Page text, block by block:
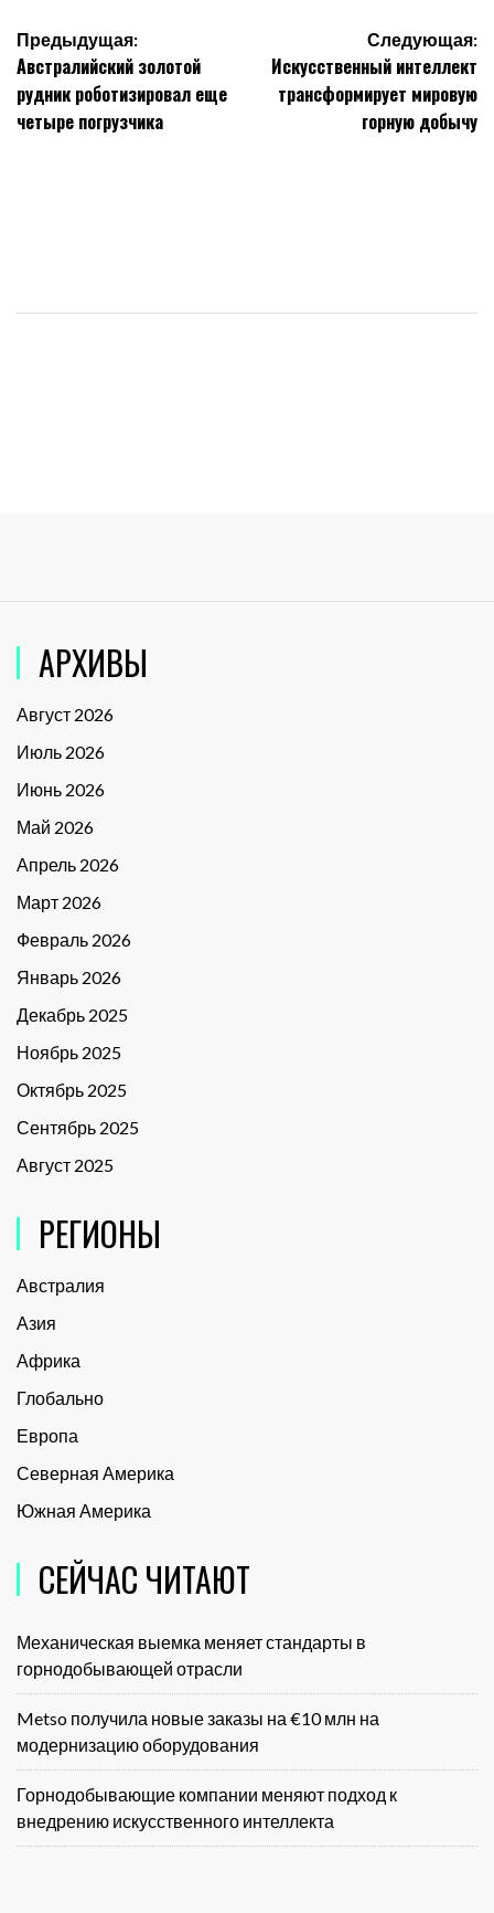
Навигация
по
записям
Предыдущая:
Австралийский золотой
рудник роботизировал еще
четыре погрузчика
Следующая:
Искусственный интеллект
трансформирует мировую
горную добычу
АРХИВЫ
Август 2026
Июль 2026
Июнь 2026
Май 2026
Апрель 2026
Март 2026
Февраль 2026
Январь 2026
Декабрь 2025
Ноябрь 2025
Октябрь 2025
Сентябрь 2025
Август 2025
РЕГИОНЫ
Австралия
Азия
Африка
Глобально
Европа
Северная Америка
Южная Америка
СЕЙЧАС ЧИТАЮТ
Механическая выемка меняет стандарты в
горнодобывающей отрасли
Metso получила новые заказы на €10 млн на
модернизацию оборудования
Горнодобывающие компании меняют подход к
внедрению искусственного интеллекта